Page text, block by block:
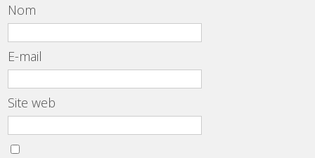
Nom
E-mail
Site web